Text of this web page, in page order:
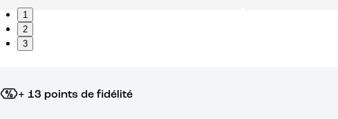
1
2
3
+ 13 points de fidélité